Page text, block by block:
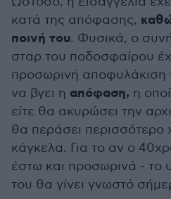
κατά της απόφασης,
ποινή του. Φυσικά, ο
σταρ του ποδοσφαίρου
προσωρινή αποφυλάκιση
να βγει η απόφαση, η
είτε θα ακυρώσει την
θα περάσει περισσότερο
κάγκελα. Για το αν ο
έστω και προσωρινά - το
του θα γίνει γνωστό